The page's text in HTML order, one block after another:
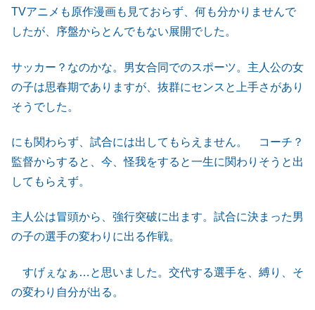
TVアニメも原作漫画も見ておらず、何も分かりませんで
したが、序盤からとんでもない展開でした。
サッカー？なのかな。男女合同でのスポーツ。主人公の女
の子は思春期でありますが、抜群にセンスと上手さがあり
そうでした。
にも関わらず、試合には出してもらえません。 コーチ？
監督からすると、今、怪我をすると一生に関わりそうと出
してもらえず。
主人公は冒頭から、強行突破に出ます。試合に決まった男
の子の選手の変わりに出る作戦。
すげぇなぁ…と思いました。交代する選手を、縛り、そ
の変わり自分が出る。